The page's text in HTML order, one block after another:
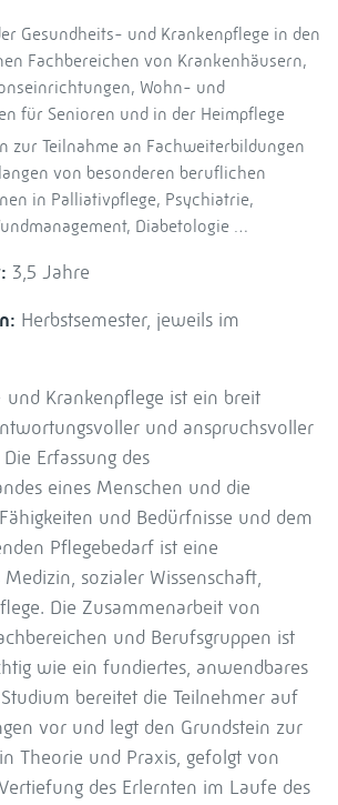
Gesundheits- und Krankenpflege in den
Fachbereichen von Krankenhäusern,
Wohn- und
für Senioren und in der Heimpflege
zur Teilnahme an Fachweiterbildungen
von besonderen beruflichen
in Palliativpflege, Psychiatrie,
Diabetologie …
3,5 Jahre
Herbstsemester, jeweils im
und Krankenpflege ist ein breit
und anspruchsvoller
Erfassung des
eines Menschen und die
und Bedürfnisse und dem
Pflegebedarf ist eine
sozialer Wissenschaft,
Die Zusammenarbeit von
und Berufsgruppen ist
wie ein fundiertes, anwendbares
bereitet die Teilnehmer auf
vor und legt den Grundstein zur
Theorie und Praxis, gefolgt von
des Erlernten im Laufe des